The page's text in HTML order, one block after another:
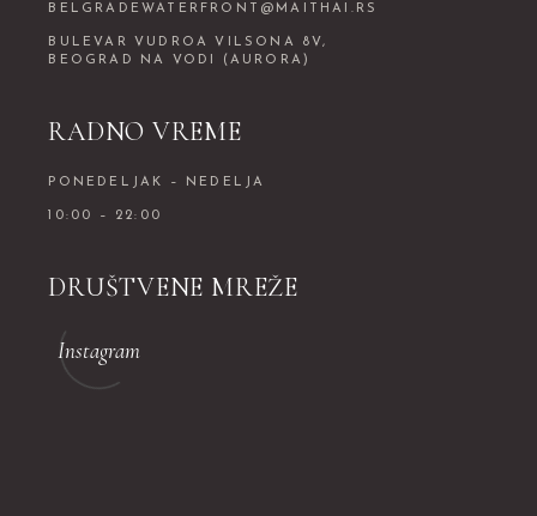
BELGRADEWATERFRONT@MAITHAI.RS
BULEVAR VUDROA VILSONA 8V,
BEOGRAD NA VODI (AURORA)
RADNO VREME
PONEDELJAK – NEDELJA
10:00 – 22:00
DRUŠTVENE MREŽE
Instagram